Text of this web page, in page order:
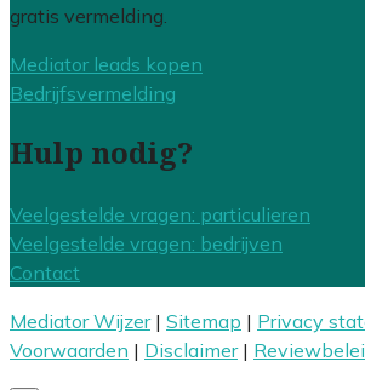
gratis vermelding.
Mediator leads kopen
Bedrijfsvermelding
Hulp nodig?
Veelgestelde vragen: particulieren
Veelgestelde vragen: bedrijven
Contact
Mediator Wijzer| Sitemap | Privacy
Voorwaarden | Disclaimer|